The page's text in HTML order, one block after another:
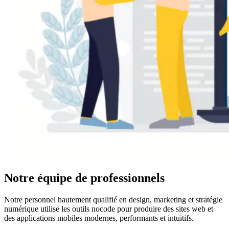
Notre équipe de professionnels
Notre personnel hautement qualifié en design, marketing et stratégie
numérique utilise les outils nocode pour produire des sites web et
des applications mobiles modernes, performants et intuitifs.